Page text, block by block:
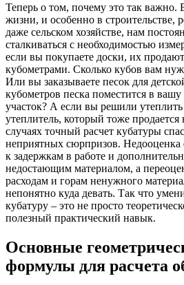
Теперь о том, почему это так
жизни, и особенно в строительстве,
даже сельском хозяйстве, нам
сталкиваться с необходимостью
если вы покупаете доски, их
кубометрами. Сколько кубов вам
Или вы заказываете песок для
кубометров песка поместится в
участок? А если вы решили
утеплитель, который тоже продается
случаях точный расчет кубатуры
неприятных сюрпризов. Недооценка
к задержкам в работе и
недостающим материалом, а
расходам и горам ненужного
непонятно куда девать. Так что
кубатуру – это не просто
полезный практический навык.
Основные
формулы для расчета